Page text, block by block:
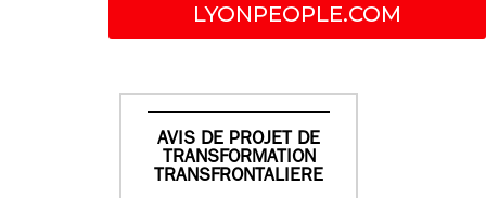
LYONPEOPLE.COM
AVIS DE PROJET DE
TRANSFORMATION
TRANSFRONTALIERE